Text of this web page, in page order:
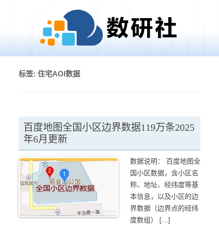
标签: 住宅AOI数据
百度地图全国小区边界数据119万条2025
年6月更新
数据说明： 百度地图全
国小区数据，含小区名
称、地址、经纬度等基
本信息，以及小区的边
界数据（边界点的经纬
度数组） […]